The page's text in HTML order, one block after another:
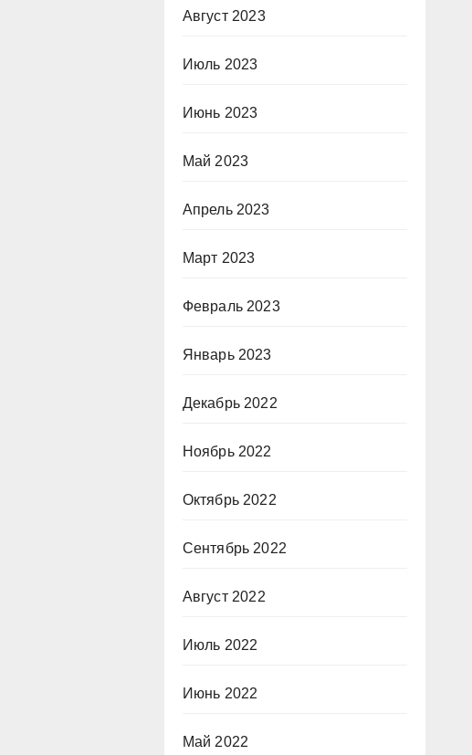
Август 2023
Июль 2023
Июнь 2023
Май 2023
Апрель 2023
Март 2023
Февраль 2023
Январь 2023
Декабрь 2022
Ноябрь 2022
Октябрь 2022
Сентябрь 2022
Август 2022
Июль 2022
Июнь 2022
Май 2022